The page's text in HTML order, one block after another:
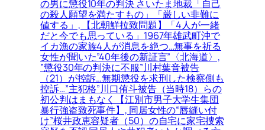
の男に懲役10年の判決 さいたま地裁「自己
の殺人願望を満たすもの」「厳しい非難に
値する」, 【北朝鮮拉致問題】「4人が一緒
だと今でも思っている」1967年雄武町沖で
イカ漁の家族4人が消息を絶つ…無事を祈る
女性が聞いた”40年後の新証言”〈北海道〉,
”懲役30年の判決に不服”川村葉音被告
（21）が控訴…無期懲役を求刑した検察側も
控訴…”主犯格”川口侑斗被告（当時18）らの
初公判はまもなく【江別市男子大学生集団
暴行強盗致死事件】, 同居女性の“唇縫い付
け”桜井政恵容疑者（50）の自宅に家宅捜索